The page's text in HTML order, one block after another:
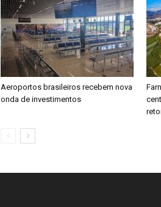
Aeroportos brasileiros recebem nova
onda de investimentos